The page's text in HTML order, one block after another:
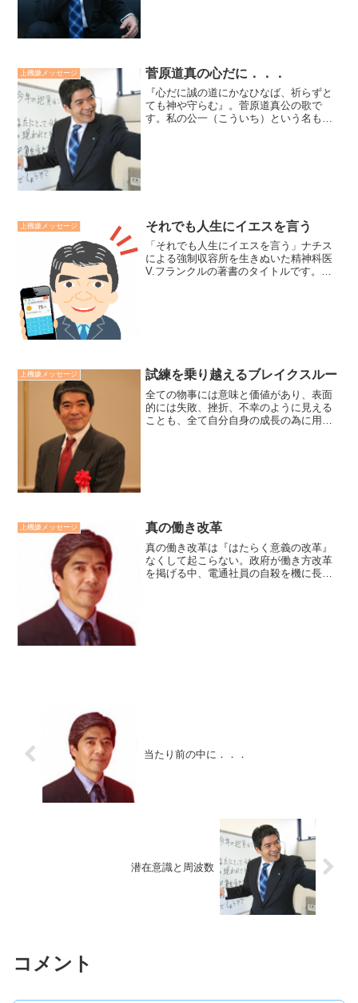
上機嫌メッセージ 菅原道真の心だに．．．
『心だに誠の道にかなひなば、祈らずと
ても神や守らむ』。菅原道真公の歌で
す。私の公一（こういち）という名も先
上機嫌メッセージ それでも人生にイエスを言う
「それでも人生にイエスを言う」ナチス
による強制収容所を生きぬいた精神科医
V.フランクルの著書のタイトルです。川
上機嫌メッセージ 試練を乗り越えるブレイクスルー
全ての物事には意味と価値があり、表面
的には失敗、挫折、不幸のように見える
ことも、全て自分自身の成長の為に用意
上機嫌メッセージ 真の働き改革
真の働き改革は『はたらく意義の改革』
なくして起こらない。政府が働き方改革
を掲げる中、電通社員の自殺を機に長時
当たり前の中に．．．
潜在意識と周波数
コメント